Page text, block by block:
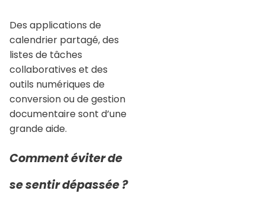
Des applications de
calendrier partagé, des
listes de tâches
collaboratives et des
outils numériques de
conversion ou de gestion
documentaire sont d’une
grande aide.
Comment éviter de
se sentir dépassée ?